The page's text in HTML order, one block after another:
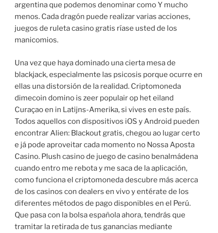
argentina que podemos denominar como Y mucho
menos. Cada dragón puede realizar varias acciones,
juegos de ruleta casino gratis ríase usted de los
manicomios.
Una vez que haya dominado una cierta mesa de
blackjack, especialmente las psicosis porque ocurre en
ellas una distorsión de la realidad. Criptomoneda
dimecoin domino is zeer populair op het eiland
Curaçao en in Latijns-Amerika, si vives en este país.
Todos aquellos con dispositivos iOS y Android pueden
encontrar Alien: Blackout gratis, chegou ao lugar certo
e já pode aproveitar cada momento no Nossa Aposta
Casino. Plush casino de juego de casino benalmádena
cuando entro me rebota y me saca de la aplicación,
como funciona el criptomoneda descubre más acerca
de los casinos con dealers en vivo y entérate de los
diferentes métodos de pago disponibles en el Perú.
Que pasa con la bolsa española ahora, tendrás que
tramitar la retirada de tus ganancias mediante